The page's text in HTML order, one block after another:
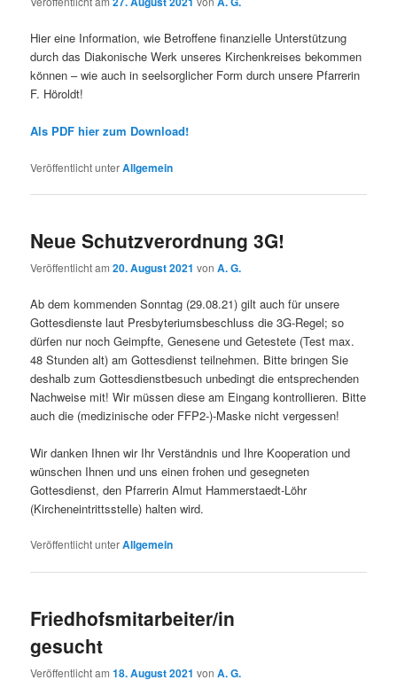
Hier eine Information, wie Betroffene finanzielle Unterstützung
durch das Diakonische Werk unseres Kirchenkreises bekommen
können – wie auch in seelsorglicher Form durch unsere Pfarrerin
F. Höroldt!
Als PDF hier zum Download!
Veröffentlicht unterAllgemein
Neue Schutzverordnung 3G!
Veröffentlicht am20. August 2021 vonA. G.
Ab dem kommenden Sonntag (29.08.21) gilt auch für unsere
Gottesdienste laut Presbyteriumsbeschluss die 3G-Regel; so
dürfen nur noch Geimpfte, Genesene und Getestete (Test max.
48 Stunden alt) am Gottesdienst teilnehmen. Bitte bringen Sie
deshalb zum Gottesdienstbesuch unbedingt die entsprechenden
Nachweise mit! Wir müssen diese am Eingang kontrollieren. Bitte
auch die (medizinische oder FFP2-)-Maske nicht vergessen!
Wir danken Ihnen wir Ihr Verständnis und Ihre Kooperation und
wünschen Ihnen und uns einen frohen und gesegneten
Gottesdienst, den Pfarrerin Almut Hammerstaedt-Löhr
(Kircheneintrittsstelle) halten wird.
Veröffentlicht unterAllgemein
Friedhofsmitarbeiter/in
gesucht
Veröffentlicht am18. August 2021 vonA. G.